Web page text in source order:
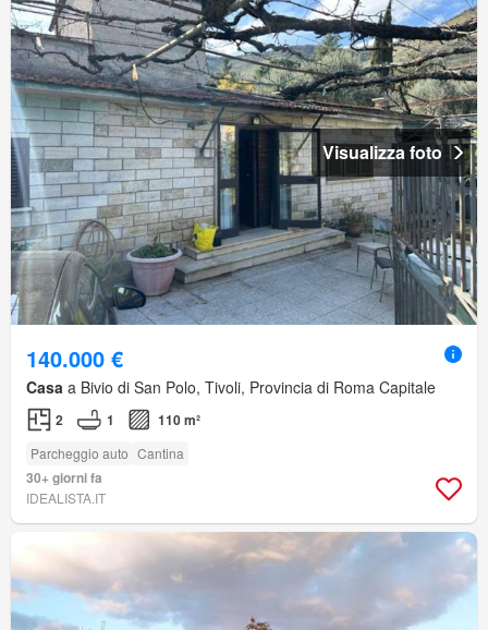
Visualizza foto
140.000 €
Casa a Bivio di San Polo, Tivoli, Provincia di Roma Capitale
2 1 110 m²
Parcheggio auto Cantina
30+ giorni fa
IDEALISTA.IT